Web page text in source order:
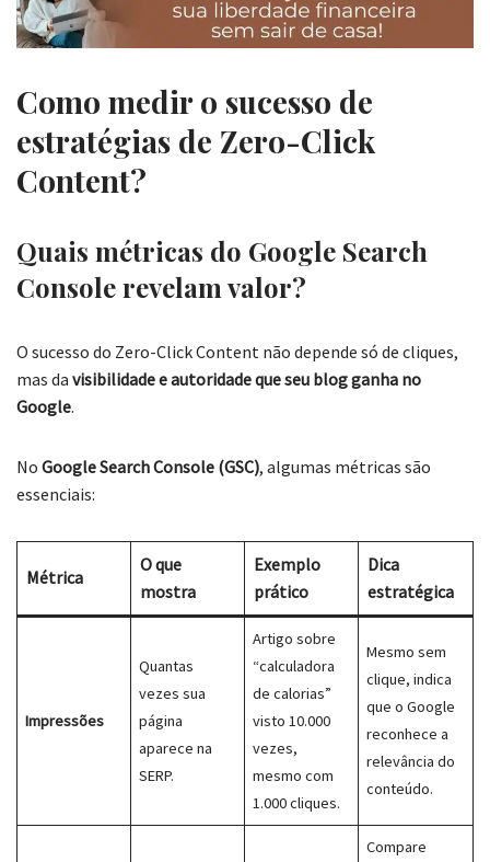
Como medir o sucesso de
estratégias de Zero-Click
Content?
Quais métricas do Google Search
Console revelam valor?
O sucesso do Zero-Click Content não depende só de cliques,
mas da visibilidade e autoridade que seu blog ganha no
Google.
No Google Search Console (GSC), algumas métricas são
essenciais:
Métrica
O que
mostra
Exemplo
prático
Dica
estratégica
Impressões
Quantas
vezes sua
página
aparece na
SERP.
Artigo sobre
“calculadora
de calorias”
visto 10.000
vezes,
mesmo com
1.000 cliques.
Mesmo sem
clique, indica
que o Google
reconhece a
relevância do
conteúdo.
Compare